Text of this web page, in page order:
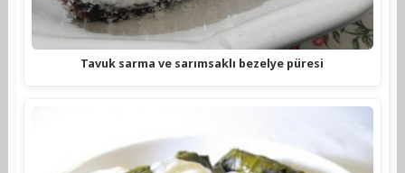
Tavuk sarma ve sarımsaklı bezelye püresi